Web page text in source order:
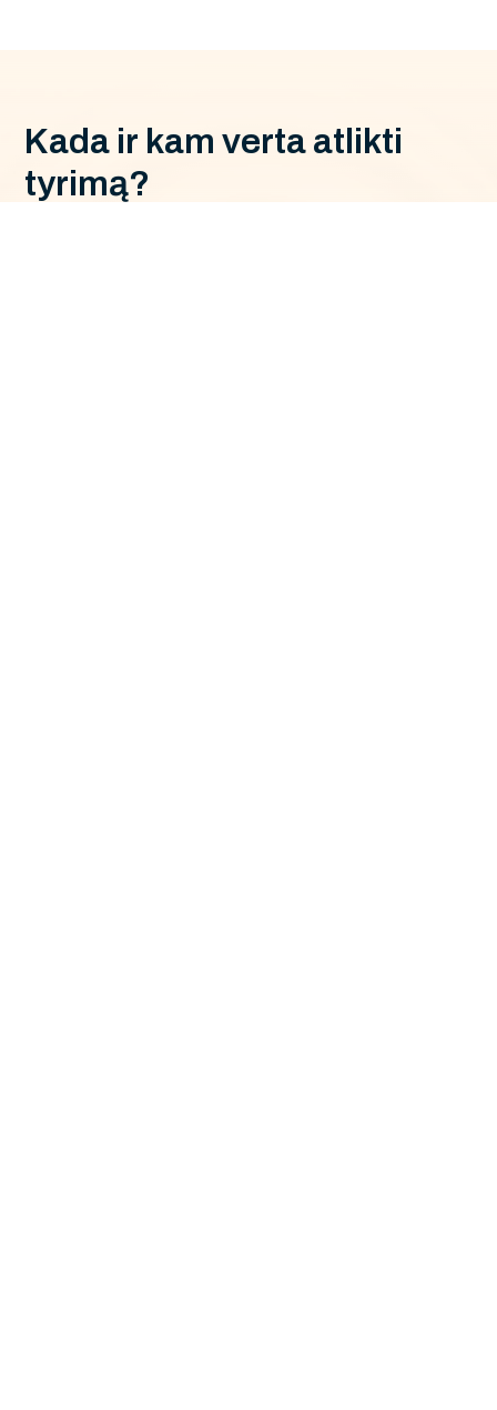
Kada ir kam verta at i kti
tyrimą?